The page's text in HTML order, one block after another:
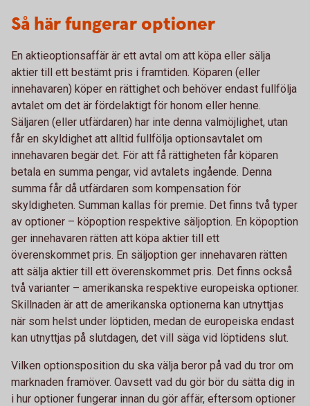
Så här fungerar optioner
En aktieoptionsaffär är ett avtal om att köpa eller sälja
aktier till ett bestämt pris i framtiden. Köparen (eller
innehavaren) köper en rättighet och behöver endast fullfölja
avtalet om det är fördelaktigt för honom eller henne.
Säljaren (eller utfärdaren) har inte denna valmöjlighet, utan
får en skyldighet att alltid fullfölja optionsavtalet om
innehavaren begär det. För att få rättigheten får köparen
betala en summa pengar, vid avtalets ingående. Denna
summa får då utfärdaren som kompensation för
skyldigheten. Summan kallas för premie. Det finns två typer
av optioner – köpoption respektive säljoption. En köpoption
ger innehavaren rätten att köpa aktier till ett
överenskommet pris. En säljoption ger innehavaren rätten
att sälja aktier till ett överenskommet pris. Det finns också
två varianter – amerikanska respektive europeiska optioner.
Skillnaden är att de amerikanska optionerna kan utnyttjas
när som helst under löptiden, medan de europeiska endast
kan utnyttjas på slutdagen, det vill säga vid löptidens slut.
Vilken optionsposition du ska välja beror på vad du tror om
marknaden framöver. Oavsett vad du gör bör du sätta dig in
i hur optioner fungerar innan du gör affär, eftersom optioner